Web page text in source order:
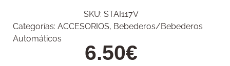
SKU: STAI117V
Categorías: ACCESORIOS, Bebederos/Bebederos
Automáticos
6.50€